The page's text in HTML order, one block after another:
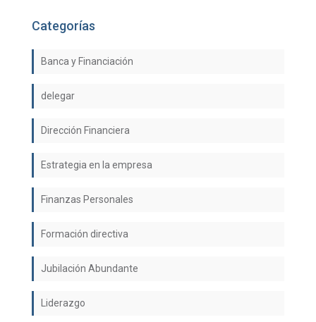
Categorías
Banca y Financiación
delegar
Dirección Financiera
Estrategia en la empresa
Finanzas Personales
Formación directiva
Jubilación Abundante
Liderazgo